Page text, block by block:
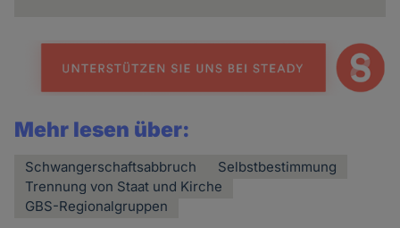
Mehr lesen über:
Schwangerschaftsabbruch
Selbstbestimmung
Trennung von Staat und Kirche
GBS-Regionalgruppen